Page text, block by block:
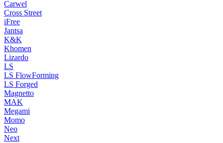
Carwel
Cross Street
iFree
Jantsa
K&K
Khomen
Lizardo
LS
LS FlowForming
LS Forged
Magnetto
MAK
Megami
Momo
Neo
Next